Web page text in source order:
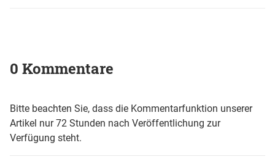
0 Kommentare
Bitte beachten Sie, dass die Kommentarfunktion unserer
Artikel nur 72 Stunden nach Veröffentlichung zur
Verfügung steht.